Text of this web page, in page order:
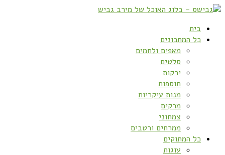
בית
כל המתכונים
מאפים ולחמים
סלטים
ירקות
תוספות
מנות עיקריות
מרקים
צמחוני
ממרחים ורטבים
כל המתוקים
עוגות